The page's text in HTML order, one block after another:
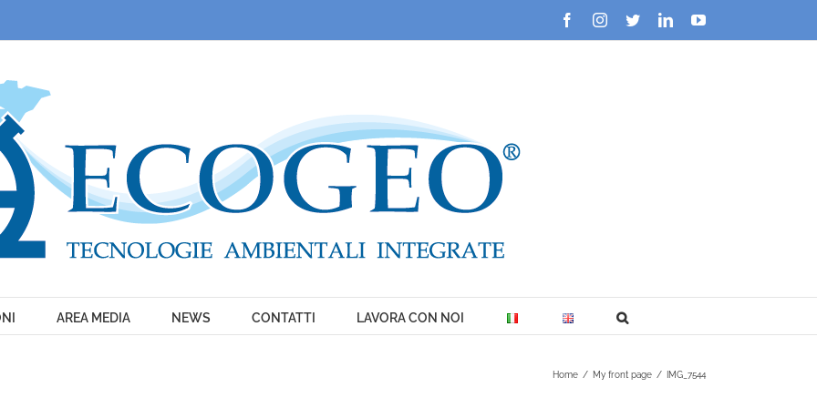
FacebookInstagram
TwitterLinkedInYouTube
AREA MEDIA NEWS CONTATTI LAVORA CON NOI
Home / My front page / IMG_7544